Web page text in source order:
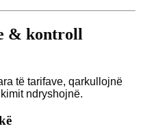
& kontroll
të tarifave, qarkullojnë
ndryshojnë.